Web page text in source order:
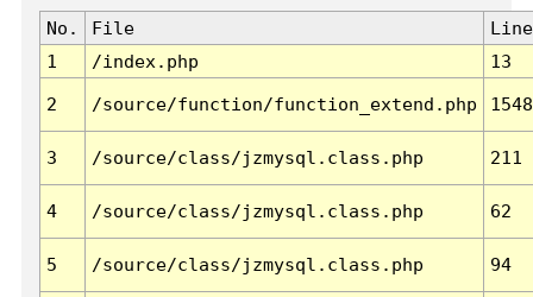
No. File
Line
1
/index.php 13
2 /source/function/function_extend.php 1548
3 /source/class/jzmysql.class.php 211
4 /source/class/jzmysql.class.php 62
5 /source/class/jzmysql.class.php 94